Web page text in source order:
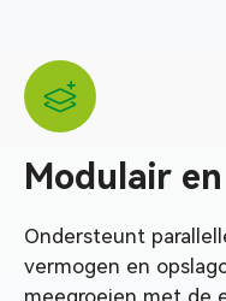
Modulair
Ondersteunt
vermogen en
meegroeien met de